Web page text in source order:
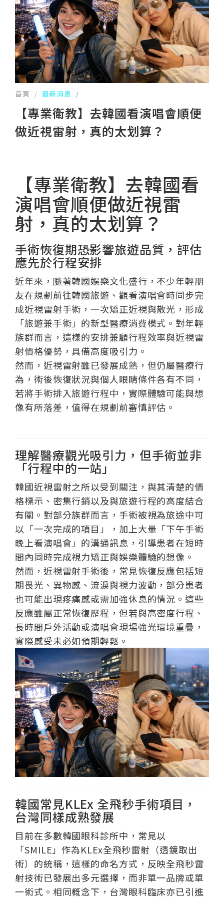
首頁 / 最新消息 /
【專業衛教】去韓國看演唱會順便
做近視雷射，真的太划算？
【專業衛教】去韓國看
演唱會順便做近視雷
射，真的太划算？
手術恢復期恐影響旅遊品質，評估
應先於行程安排
近年來，隨著韓國娛樂文化盛行，不少年輕朋
友在規劃前往韓國旅遊、觀看演唱會時同步完
成近視雷射手術，一次矯正近視與散光，形成
「旅遊兼手術」的新型醫療消費模式。對年輕
族群而言，這樣的安排兼顧行程效率與近視雷
射價格優勢，具備高度吸引力。
然而，近視雷射雖已發展成熟，但仍屬醫療行
為，術後恢復狀況與個人眼睛條件各有不同，
若將手術排入旅遊行程中，實際體驗可能與想
像有所落差，值得在規劃前審慎評估。
理解醫療觀光吸引力，但手術並非
「行程中的一站」
韓國近視雷射之所以受到關注，與其清楚的價
格標示、密集行銷以及與旅遊行程的高度結合
有關。對部分族群而言，手術被視為旅途中可
以「一次完成的項目」，加上大量「下午手術
晚上看演唱會」的溝通訊息，引導患者在短時
間內同時完成視力矯正與娛樂體驗的想像。
然而，近視雷射手術後，常見恢復反應包括短
期畏光、異物感、流淚與視力波動，部分患者
也可能出現疼痛感或需加強休息的情況。這些
反應雖屬正常恢復歷程，但若與高密度行程、
長時間戶外活動或演唱會現場強光環境重疊，
實際感受未必如預期輕鬆。
韓國常見KLEx 全飛秒手術項目，
台灣同樣成熟發展
目前在多數韓國眼科診所中，常見以
「SMILE」作為KLEx全飛秒雷射（透鏡取出
術）的統稱，這樣的命名方式，反映全飛秒雷
射技術已發展出多元選擇，而非單一品牌或單
一術式。相同概念下，台灣眼科臨床亦已引進